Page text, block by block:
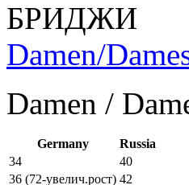
БРИДЖИ
Damen/
Damen /
Germany
Russia
34
40
36 (72-увелич.рост) 42